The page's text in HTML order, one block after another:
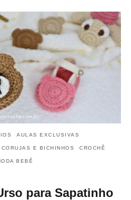
AULAS EXCLUSIVAS
CORUJAS E BICHINHOS CROCHÊ
BEBÊ
para Sapatinho